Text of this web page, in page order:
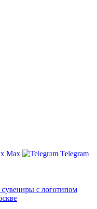
Max
Telegram